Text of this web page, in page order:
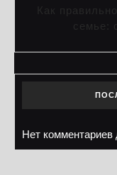
Как
семье:
Нет комментариев